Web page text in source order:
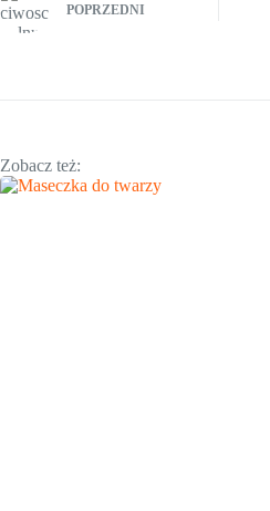
POPRZEDNI
Zobacz też: